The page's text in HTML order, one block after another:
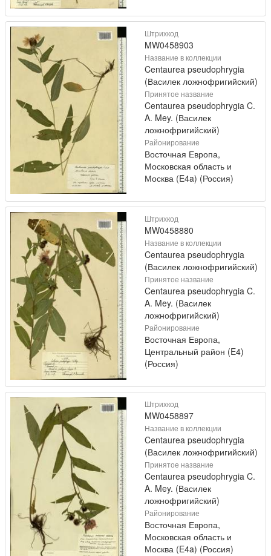
Штрихкод
MW0458903
Название в коллекции
Centaurea pseudophrygia
(Василек ложнофригийский)
Принятое название
Centaurea pseudophrygia C.
A. Mey. (Василек
ложнофригийский)
Районирование
Восточная Европа,
Московская область и
Москва (E4a) (Россия)
Штрихкод
MW0458880
Название в коллекции
Centaurea pseudophrygia
(Василек ложнофригийский)
Принятое название
Centaurea pseudophrygia C.
A. Mey. (Василек
ложнофригийский)
Районирование
Восточная Европа,
Центральный район (E4)
(Россия)
Штрихкод
MW0458897
Название в коллекции
Centaurea pseudophrygia
(Василек ложнофригийский)
Принятое название
Centaurea pseudophrygia C.
A. Mey. (Василек
ложнофригийский)
Районирование
Восточная Европа,
Московская область и
Москва (E4a) (Россия)